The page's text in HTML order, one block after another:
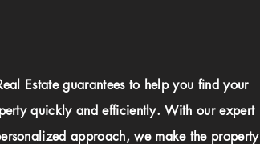
Estate guarantees to help you find your
quickly and efficiently. With our expert
approach, we make the property